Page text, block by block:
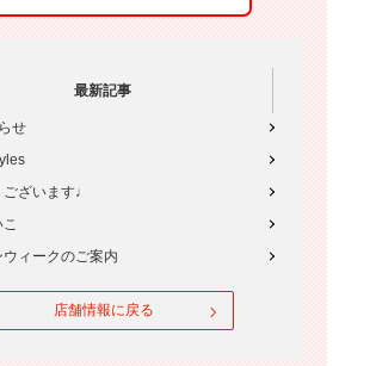
最新記事
せ
ざいます♩
ィークのご案内
店舗情報に戻る